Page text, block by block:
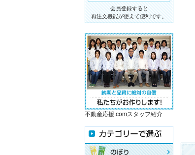
会員登録すると
再注文機能が使えて便利です。
不動産応援.comスタッフ紹介